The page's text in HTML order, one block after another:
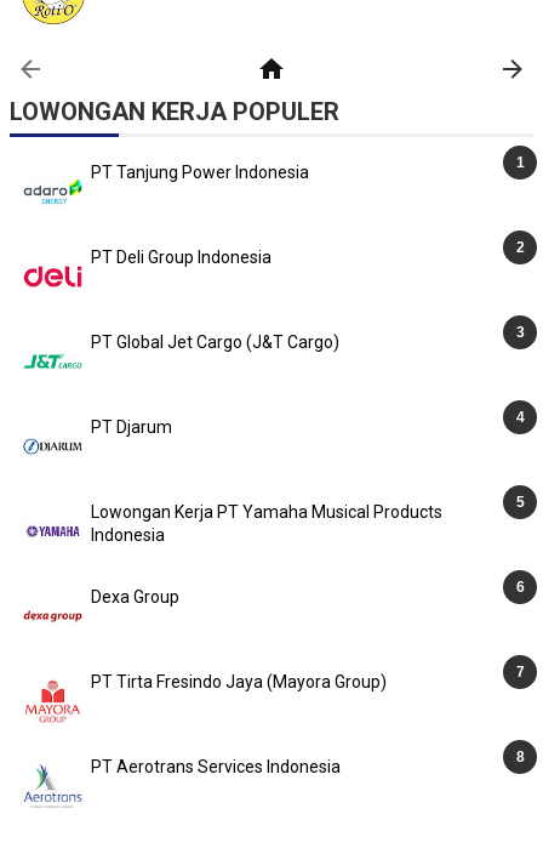
LOWONGAN KERJA POPULER
PT Tanjung Power Indonesia
PT Deli Group Indonesia
PT Global Jet Cargo (J&T Cargo)
PT Djarum
Lowongan Kerja PT Yamaha Musical Products
Indonesia
Dexa Group
PT Tirta Fresindo Jaya (Mayora Group)
PT Aerotrans Services Indonesia